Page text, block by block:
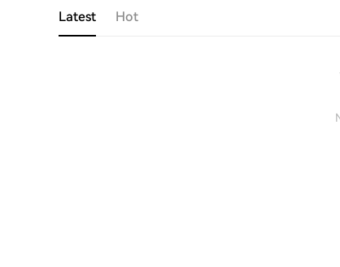
Latest Hot